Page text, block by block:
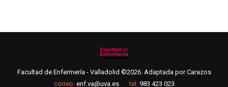
Facultad de Enfermería - Valladolid ©2026. Adaptada porCarazos
correo:enf.va@uva.es tel:983 423 023